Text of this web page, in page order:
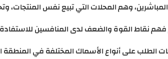
وهم المحلات التي تبيع نفس المنتجات،
فهم نقاط القوة والضعف لدى المنافسين
على أنواع الأسماك المختلفة في المنطقة